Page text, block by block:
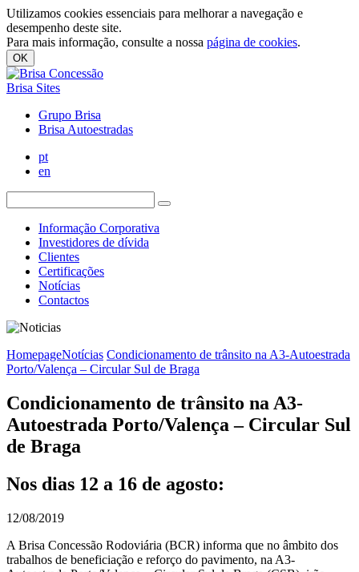
Utilizamos cookies essenciais para melhorar a navegação e
desempenho deste site.
Para mais informação, consulte a nossa página de cookies.
OK
Brisa Sites
Grupo Brisa
Brisa Autoestradas
pt
en
Informação Corporativa
Investidores de dívida
Clientes
Certificações
Notícias
Contactos
HomepageNotícias Condicionamento de trânsito na A3-Autoestrada
Porto/Valença – Circular Sul de Braga
Condicionamento de trânsito na A3-
Autoestrada Porto/Valença – Circular Sul
de Braga
Nos dias 12 a 16 de agosto:
12/08/2019
A Brisa Concessão Rodoviária (BCR) informa que no âmbito dos
trabalhos de beneficiação e reforço do pavimento, na A3-